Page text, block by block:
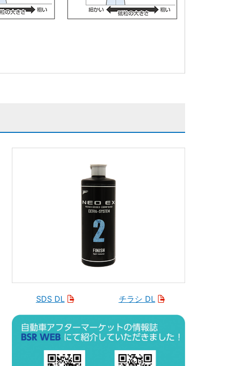
SDS DL チラシ DL